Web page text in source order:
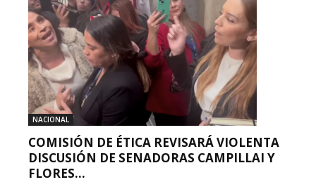
NACIONAL
COMISIÓN DE ÉTICA REVISARÁ VIOLENTA
DISCUSIÓN DE SENADORAS CAMPILLAI Y
FLORES...